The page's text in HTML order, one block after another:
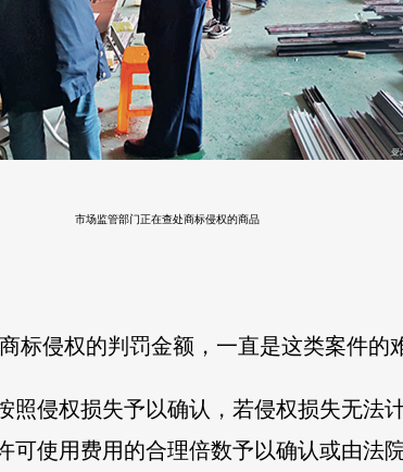
市场监管部门正在查处商标侵权的商品
标侵权的判罚金额，一直是这类案件的
照侵权损失予以确认，若侵权损失无法
使用费用的合理倍数予以确认或由法